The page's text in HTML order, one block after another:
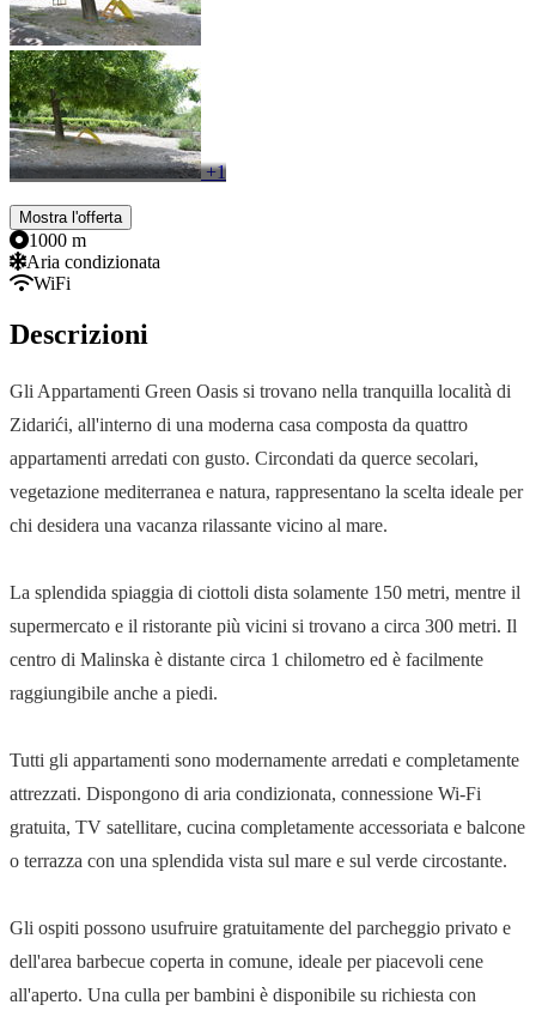
+1
Mostra l'offerta
1000 m
Aria condizionata
WiFi
Descrizioni
Gli Appartamenti Green Oasis si trovano nella tranquilla località di
Zidarići, all'interno di una moderna casa composta da quattro
appartamenti arredati con gusto. Circondati da querce secolari,
vegetazione mediterranea e natura, rappresentano la scelta ideale per
chi desidera una vacanza rilassante vicino al mare.
La splendida spiaggia di ciottoli dista solamente 150 metri, mentre il
supermercato e il ristorante più vicini si trovano a circa 300 metri. Il
centro di Malinska è distante circa 1 chilometro ed è facilmente
raggiungibile anche a piedi.
Tutti gli appartamenti sono modernamente arredati e completamente
attrezzati. Dispongono di aria condizionata, connessione Wi-Fi
gratuita, TV satellitare, cucina completamente accessoriata e balcone
o terrazza con una splendida vista sul mare e sul verde circostante.
Gli ospiti possono usufruire gratuitamente del parcheggio privato e
dell'area barbecue coperta in comune, ideale per piacevoli cene
all'aperto. Una culla per bambini è disponibile su richiesta con